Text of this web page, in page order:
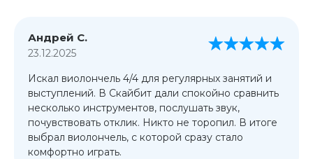
Андрей С.
23.12.2025
Искал виолончель 4/4 для регулярных занятий и
выступлений. В Скайбит дали спокойно сравнить
несколько инструментов, послушать звук,
почувствовать отклик. Никто не торопил. В итоге
выбрал виолончель, с которой сразу стало
комфортно играть.